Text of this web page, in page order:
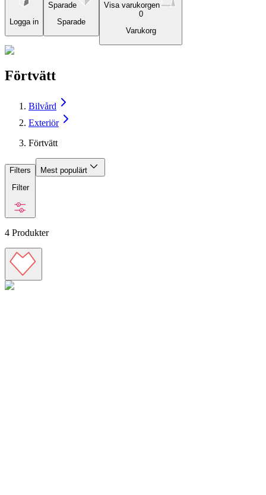
Logga in
Sparade
Sparade
Visa varukorgen
0
Varukorg
Förtvätt
Bilvård
Exteriör
Förtvätt
Filters
Filter
Mest populärt
4 Produkter